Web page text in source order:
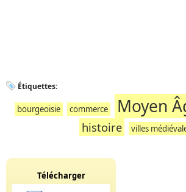
Étiquettes:
bourgeoisie commerce Moyen
histoire villes
Télécharger